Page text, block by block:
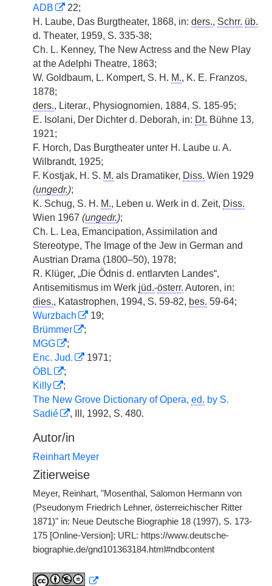
ADB
22;
H. Laube, Das Burgtheater, 1868, in: ders., Schrr. üb.
d. Theater, 1959, S. 335-38;
Ch. L. Kenney, The New Actress and the New Play
at the Adelphi Theatre, 1863;
W. Goldbaum, L. Kompert, S. H. M., K. E. Franzos,
1878;
ders., Literar., Physiognomien, 1884, S. 185-95;
E. Isolani, Der Dichter d. Deborah, in: Dt. Bühne 13,
1921;
F. Horch, Das Burgtheater unter H. Laube u. A.
Wilbrandt, 1925;
F. Kostjak, H. S. M. als Dramatiker, Diss. Wien 1929
(ungedr.);
K. Schug, S. H. M., Leben u. Werk in d. Zeit, Diss.
Wien 1967 (ungedr.);
Ch. L. Lea, Emancipation, Assimilation and
Stereotype, The Image of the Jew in German and
Austrian Drama (1800–50), 1978;
R. Klüger, „Die Ödnis d. entlarvten Landes“,
Antisemitismus im Werk jüd.-österr. Autoren, in:
dies., Katastrophen, 1994, S. 59-82, bes. 59-64;
Wurzbach
19;
Brümmer
;
MGG
;
Enc. Jud.
1971;
ÖBL
;
Killy
;
The New Grove Dictionary of Opera, ed. by S.
Sadié
, III, 1992, S. 480.
Autor/in
Reinhart Meyer
Zitierweise
Meyer, Reinhart, "Mosenthal, Salomon Hermann von
(Pseudonym Friedrich Lehner, österreichischer Ritter
1871)" in: Neue Deutsche Biographie 18 (1997), S. 173-
175 [Online-Version]; URL: https://www.deutsche-
biographie.de/gnd101363184.html#ndbcontent